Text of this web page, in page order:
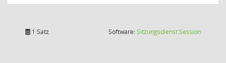
1 Satz Software:SitzungsdienstSession(Wird in